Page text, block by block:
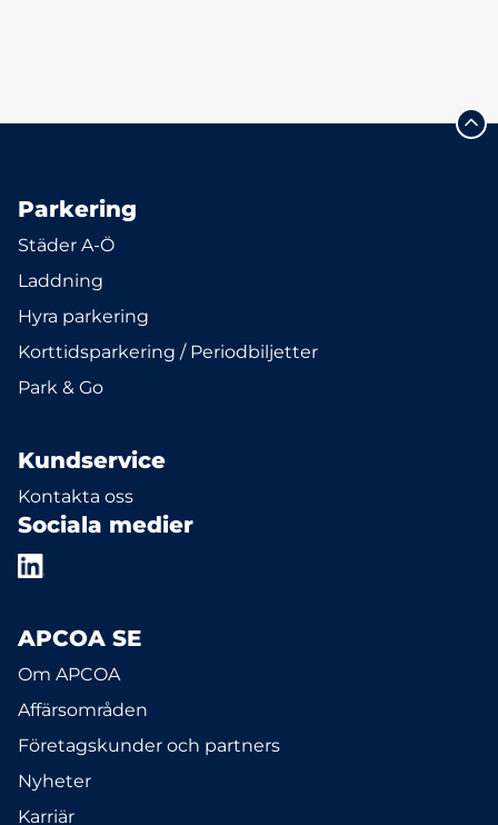
Parkering
Städer A-Ö
Laddning
Hyra parkering
Korttidsparkering / Periodbiljetter
Park & Go
Kundservice
Kontakta oss
Sociala medier
APCOA SE
Om APCOA
Affärsområden
Företagskunder och partners
Nyheter
Karriär